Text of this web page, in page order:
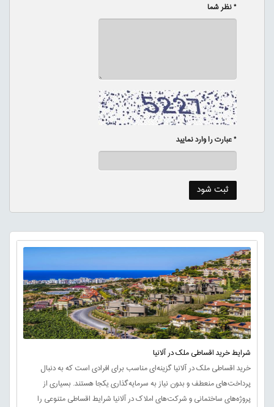
* نظر شما
* عبارت را وارد نمایید
شرایط خرید اقساطی ملک در آلانیا
خرید اقساطی ملک در آلانیا گزینه‌ای مناسب برای افرادی است که به دنبال
پرداخت‌های منعطف و بدون نیاز به سرمایه‌گذاری یکجا هستند. بسیاری از
پروژه‌های ساختمانی و شرکت‌های املاک در آلانیا شرایط اقساطی متنوعی را